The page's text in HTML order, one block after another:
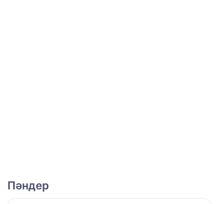
Пәндер